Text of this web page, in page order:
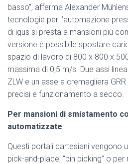
basso”, afferma Alexander
tecnologie per l’automazione
di igus si presta a mansioni più
versione è possibile spostare
spazio di lavoro di 800 x 800 x
massima di 0,5 m/s. Due assi
ZLW e un asse a cremagliera
precisi e funzionamento a secco.
Per mansioni di smistamento
automatizzate
Questi portali cartesiani vengono
pick-and-place, “bin picking” o